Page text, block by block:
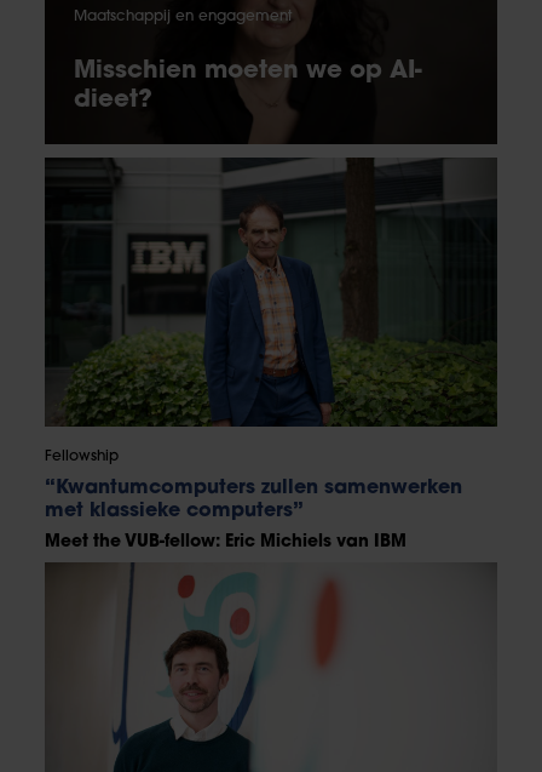
Maatschappij en engagement
Misschien moeten we op AI-
dieet?
Fellowship
“Kwantumcomputers zullen samenwerken
met klassieke computers”
Meet the VUB-fellow: Eric Michiels van IBM